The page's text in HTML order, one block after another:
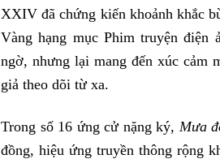
XXIV đã chứng kiến khoảnh khắc
Vàng hạng mục Phim truyện điện
ngờ, nhưng lại mang đến xúc cảm
giả theo dõi từ xa.
Trong số 16 ứng cử nặng ký, Mưa
đồng, hiệu ứng truyền thông rộng